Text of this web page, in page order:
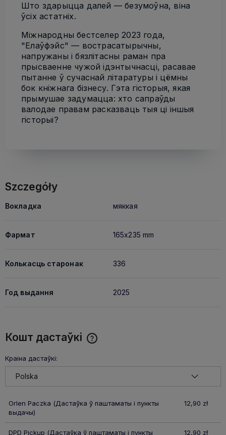
Што здарыцца далей — безумоўна, віна
ўсіх астатніх.
Міжнародны бестселер 2023 года,
"Елаўфэйс" — вострасатырычны,
напружаны і бязлітасны раман пра
прысваенне чужой ідэнтычнасці, расавае
пытанне ў сучаснай літаратуры і цёмны
бок кніжнага бізнесу. Гэта гісторыя, якая
прымушае задумацца: хто сапраўды
валодае правам расказваць тыя ці іншыя
гісторыі?
Szczegóły
Вокладка мяккая
Фармат 165x235 mm
Колькасць старонак 336
Год выдання 2025
Кошт дастаўкі
Краіна дастаўкі:
Orlen Paczka (Дастаўка ў паштаматы і пункты
выдачы)
12,90 zł
DPD Pickup (Дастаўка ў паштаматы і пункты 12,90 zł